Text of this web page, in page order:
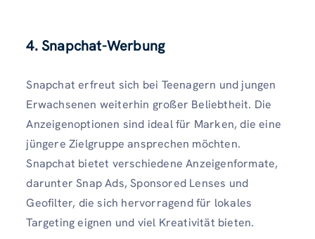
4. Snapchat-Werbung
Snapchat erfreut sich bei Teenagern und jungen
Erwachsenen weiterhin großer Beliebtheit. Die
Anzeigenoptionen sind ideal für Marken, die eine
jüngere Zielgruppe ansprechen möchten.
Snapchat bietet verschiedene Anzeigenformate,
darunter Snap Ads, Sponsored Lenses und
Geofilter, die sich hervorragend für lokales
Targeting eignen und viel Kreativität bieten.